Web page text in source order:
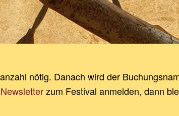
nötig. Danach wird der
Newsletterzum Festival anmelden, dann